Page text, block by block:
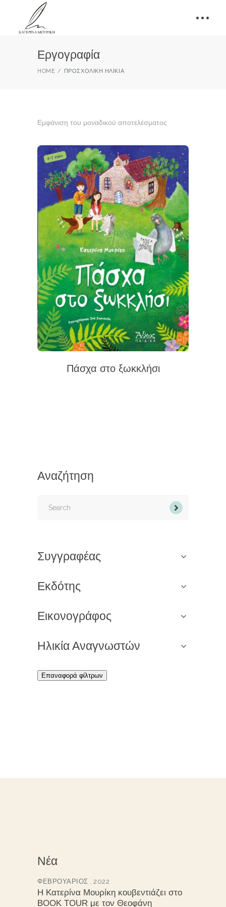
Εργογραφία
HOME ΠΡΟΣΧΟΛΙΚΉ ΗΛΙΚΊΑ
Εμφάνιση του μοναδικού αποτελέσματος
Πάσχα στο ξωκκλήσι
Αναζήτηση
Συγγραφέας
Εκδότης
Εικονογράφος
Ηλικία Αναγνωστών
Επαναφορά φίλτρων
Νέα
ΦΕΒΡΟΥΆΡΙΟΣ , 2022
Η Κατερίνα Μουρίκη κουβεντιάζει στο
BOOK TOUR με τον Θεοφάνη